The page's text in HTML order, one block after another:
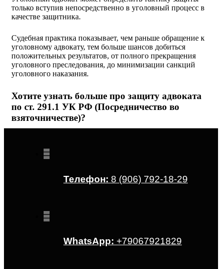
только вступив непосредственно в уголовный процесс в
качестве защитника.
Судебная практика показывает, чем раньше обращение к
уголовному адвокату, тем больше шансов добиться
положительных результатов, от полного прекращения
уголовного преследования, до минимизации санкций
уголовного наказания.
Хотите узнать больше про защиту адвоката
по ст. 291.1 УК РФ (Посредничество во
взяточничестве)?
Телефон: 8 (906) 792-18-29
WhatsApp: +79067921829